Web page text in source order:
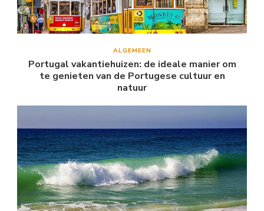
ALGEMEEN
Portugal vakantiehuizen: de ideale manier om
te genieten van de Portugese cultuur en
natuur